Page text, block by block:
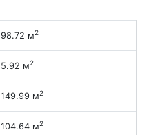
98.72 м2
5.92 м2
149.99 м2
104.64 м2